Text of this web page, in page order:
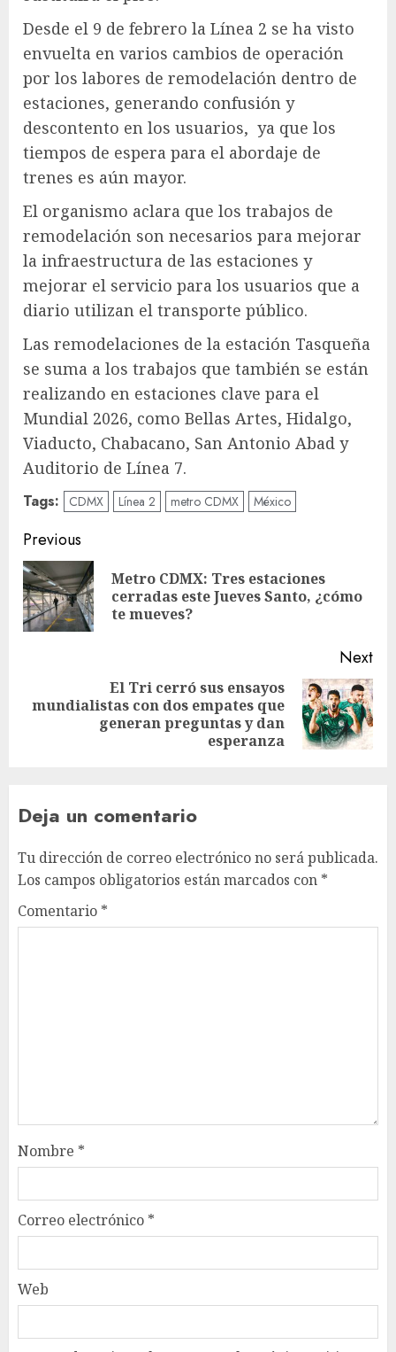
Desde el 9 de febrero la Línea 2 se ha visto
envuelta en varios cambios de operación
por los labores de remodelación dentro de
estaciones, generando confusión y
descontento en los usuarios, ya que los
tiempos de espera para el abordaje de
trenes es aún mayor.
El organismo aclara que los trabajos de
remodelación son necesarios para mejorar
la infraestructura de las estaciones y
mejorar el servicio para los usuarios que a
diario utilizan el transporte público.
Las remodelaciones de la estación Tasqueña
se suma a los trabajos que también se están
realizando en estaciones clave para el
Mundial 2026, como Bellas Artes, Hidalgo,
Viaducto, Chabacano, San Antonio Abad y
Auditorio de Línea 7.
Tags: CDMX Línea 2 metro CDMX México
Post
navigation
Previous
Metro CDMX: Tres estaciones
cerradas este Jueves Santo, ¿cómo
te mueves?
Next
Next
El Tri cerró sus ensayos
mundialistas con dos empates que
generan preguntas y dan
esperanza
Deja un comentario
Tu dirección de correo electrónico no será publicada.
Los campos obligatorios están marcados con *
Comentario *
Nombre *
Correo electrónico *
Web